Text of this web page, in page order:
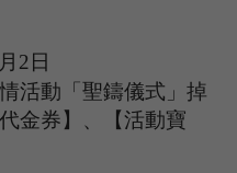
月 2 日
活動「聖鑄儀式」掉
金券】、【活動寶